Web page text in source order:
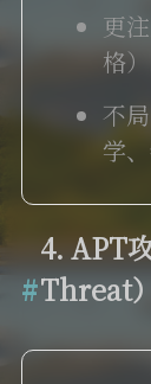
更
格）
不
学
4. APT
Threat）